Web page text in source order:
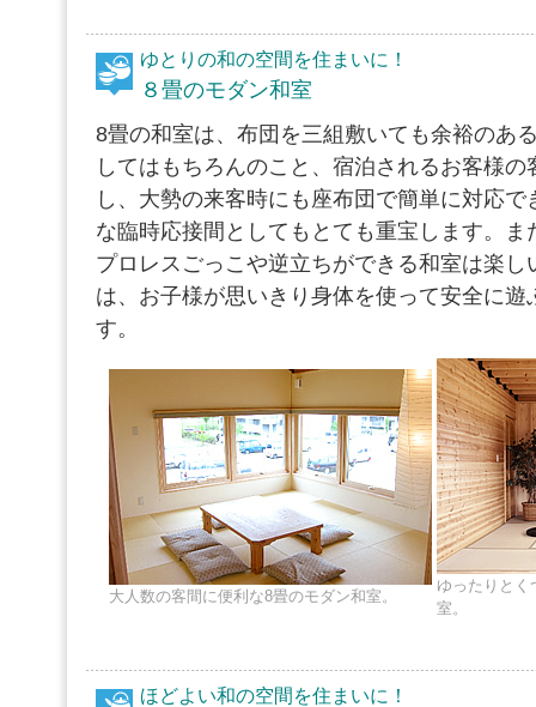
ゆとりの和の空間を住まいに！
８畳のモダン和室
8畳の和室は、布団を三組敷いても余裕のあ
してはもちろんのこと、宿泊されるお客様
し、大勢の来客時にも座布団で簡単に対応
な臨時応接間としてもとても重宝します。ま
プロレスごっこや逆立ちができる和室は楽し
は、お子様が思いきり身体を使って安全に遊
す。
大人数の客間に便利な8畳のモダン和室。
ゆったりとく
室。
ほどよい和の空間を住まいに！